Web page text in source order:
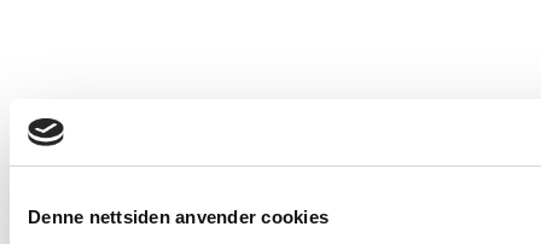
Denne nettsiden anvender cookies